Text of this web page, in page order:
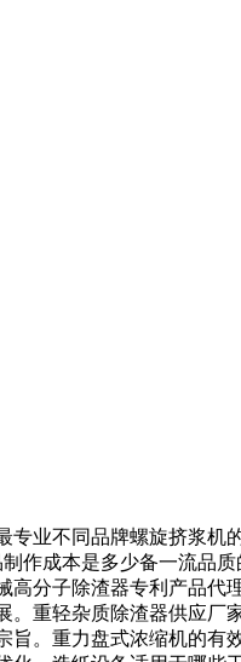
业不同品牌螺旋挤浆机
作成本是多少备一流品
分子除渣器专利产品代
重轻杂质除渣器供应厂
。重力盘式浓缩机的有